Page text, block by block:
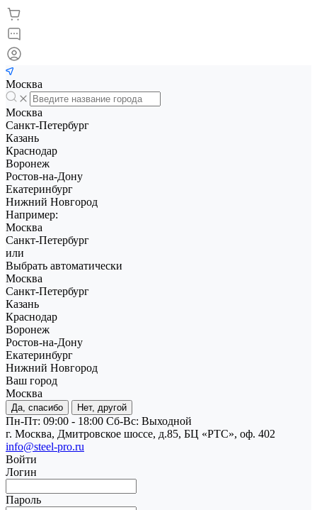
Москва
Москва
Санкт-Петербург
Казань
Краснодар
Воронеж
Ростов-на-Дону
Екатеринбург
Нижний Новгород
Например:
Москва
Санкт-Петербург
или
Выбрать автоматически
Москва
Санкт-Петербург
Казань
Краснодар
Воронеж
Ростов-на-Дону
Екатеринбург
Нижний Новгород
Ваш город
Москва
Да, спасибо Нет, другой
Пн-Пт: 09:00 - 18:00 Cб-Вс: Выходной
г. Москва, Дмитровское шоссе, д.85, БЦ «РТС», оф. 402
info@steel-pro.ru
Войти
Логин
Пароль